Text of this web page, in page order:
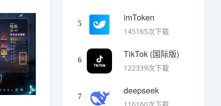
5
imToken
145165次下载
6
TikTok (国际版)
122339次下载
7
deepseek